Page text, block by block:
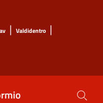
| Valdidentro |